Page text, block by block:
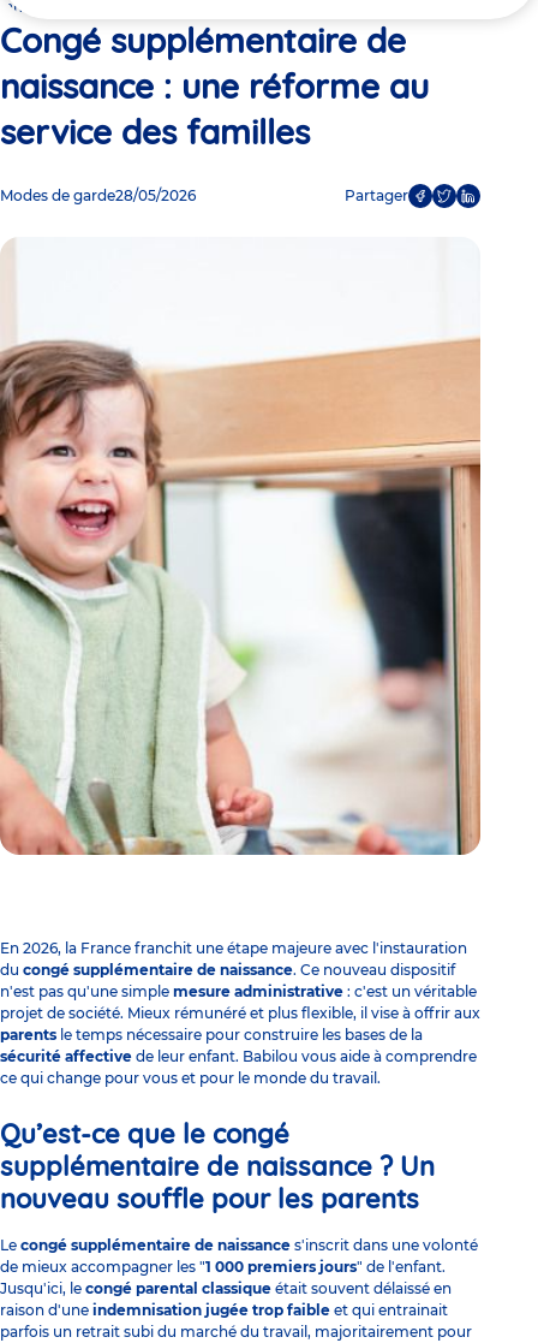
ici
familles
Congé supplémentaire de
naissance : une réforme au
service des familles
Modes de garde28/05/2026 Partager
En 2026, la France franchit une étape majeure avec l'instauration
du congé supplémentaire de naissance. Ce nouveau dispositif
n'est pas qu'une simple mesure administrative : c'est un véritable
projet de société. Mieux rémunéré et plus flexible, il vise à offrir aux
parents le temps nécessaire pour construire les bases de la
sécurité affective de leur enfant. Babilou vous aide à comprendre
ce qui change pour vous et pour le monde du travail.
Qu’est-ce que le congé
supplémentaire de naissance ? Un
nouveau souffle pour les parents
Le congé supplémentaire de naissance s'inscrit dans une volonté
de mieux accompagner les "1 000 premiers jours" de l'enfant.
Jusqu'ici, le congé parental classique était souvent délaissé en
raison d'une indemnisation jugée trop faible et qui entrainait
parfois un retrait subi du marché du travail, majoritairement pour